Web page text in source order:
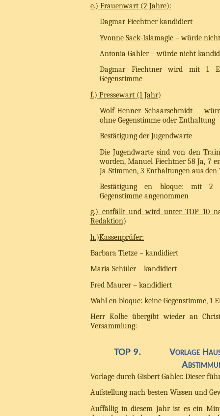
e.) Frauenwart (2 Jahre):
Dagmar Fiechtner kandidiert
Yvonne Sack-Islamagic – würde
Antonia Gahler – würde nicht
Dagmar Fiechtner wird mit 1
Gegenstimme
f.) Pressewart (1 Jahr)
Wolf-Henner Schaarschmidt –
ohne Gegenstimme oder Enthaltung
Bestätigung der Jugendwarte
Die Jugendwarte sind von den
worden, Manuel Fiechtner 58 Ja, 7
Ja-Stimmen, 3 Enthaltungen aus
Bestätigung en bloque: mit 2
Gegenstimme angenommen
g.) entfällt und wird unter TOP 10
Redaktion)
h.)Kassenprüfer:
Barbara Tietze – kandidiert
Maria Schüler – kandidiert
Fred Maurer – kandidiert
Wahl en bloque: keine Gegenstimme, 1
Herr Kolbe übergibt wieder an
Versammlung:
TOP 9.
Vorlage
Vorlage durch Gisbert Gahler. Dieser
Aufstellung nach besten Wissen und
Auffällig in diesem Jahr ist es ein